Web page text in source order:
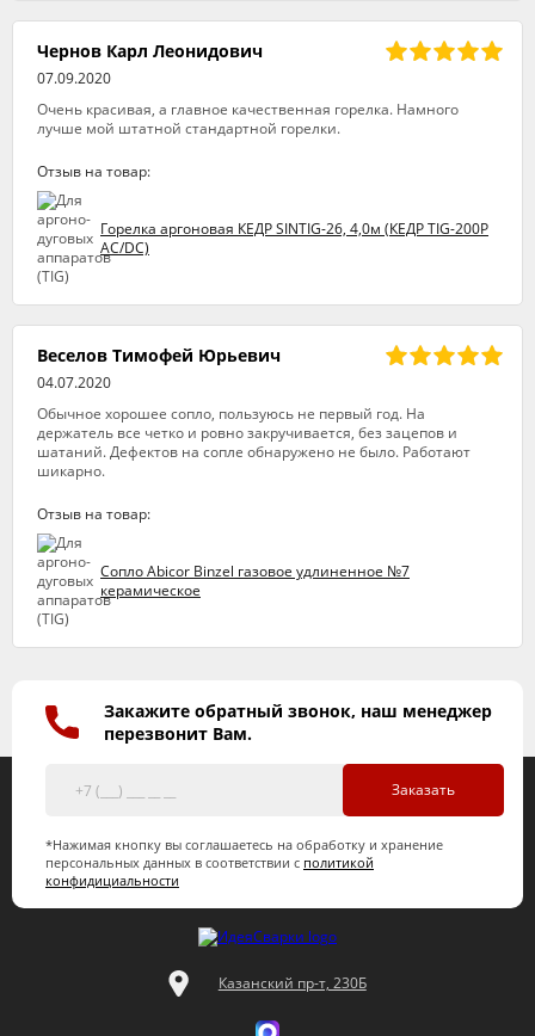
Чернов Карл Леонидович
07.09.2020
Очень красивая, а главное качественная горелка. Намного
лучше мой штатной стандартной горелки.
Отзыв на товар:
Горелка аргоновая КЕДР SINTIG-26, 4,0м (КЕДР TIG-200P
AC/DC)
Веселов Тимофей Юрьевич
04.07.2020
Обычное хорошее сопло, пользуюсь не первый год. На
держатель все четко и ровно закручивается, без зацепов и
шатаний. Дефектов на сопле обнаружено не было. Работают
шикарно.
Отзыв на товар:
Сопло Abicor Binzel газовое удлиненное №7
керамическое
Закажите обратный звонок, наш менеджер
перезвонит Вам.
Заказать
*Нажимая кнопку вы соглашаетесь на обработку и хранение
персональных данных в соответствии с политикой
конфидициальности
Казанский пр-т, 230Б